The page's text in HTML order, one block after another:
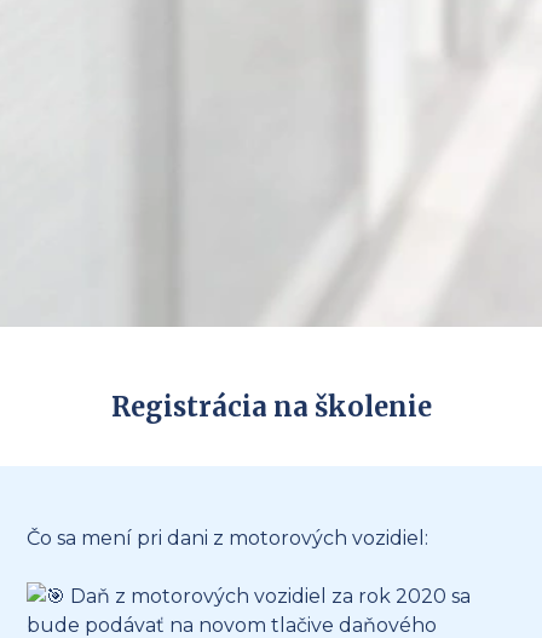
Registrácia na školenie
Čo sa mení pri dani z motorových vozidiel:
Daň z motorových vozidiel za rok 2020 sa
bude podávať na novom tlačive daňového